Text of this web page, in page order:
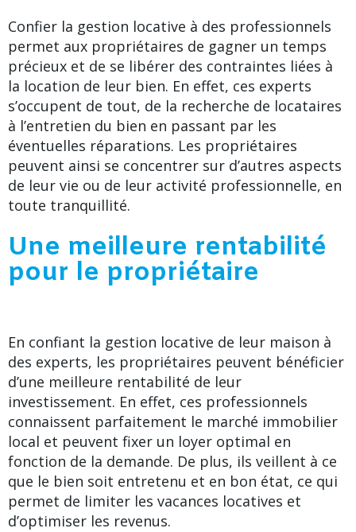
Confier la gestion locative à des professionnels
permet aux propriétaires de gagner un temps
précieux et de se libérer des contraintes liées à
la location de leur bien. En effet, ces experts
s’occupent de tout, de la recherche de locataires
à l’entretien du bien en passant par les
éventuelles réparations. Les propriétaires
peuvent ainsi se concentrer sur d’autres aspects
de leur vie ou de leur activité professionnelle, en
toute tranquillité.
Une meilleure rentabilité
pour le propriétaire
En confiant la gestion locative de leur maison à
des experts, les propriétaires peuvent bénéficier
d’une meilleure rentabilité de leur
investissement. En effet, ces professionnels
connaissent parfaitement le marché immobilier
local et peuvent fixer un loyer optimal en
fonction de la demande. De plus, ils veillent à ce
que le bien soit entretenu et en bon état, ce qui
permet de limiter les vacances locatives et
d’optimiser les revenus.